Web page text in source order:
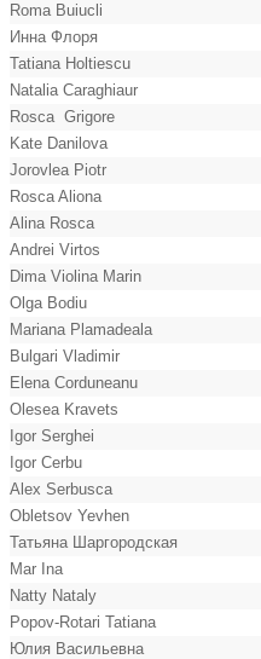
Roma Buiucli
Инна Флоря
Tatiana Holtiescu
Natalia Caraghiaur
Rosca Grigore
Kate Danilova
Jorovlea Piotr
Rosca Aliona
Alina Rosca
Andrei Virtos
Dima Violina Marin
Olga Bodiu
Mariana Plamadeala
Bulgari Vladimir
Elena Corduneanu
Olesea Kravets
Igor Serghei
Igor Cerbu
Alex Serbusca
Obletsov Yevhen
Татьяна Шаргородская
Mar Ina
Natty Nataly
Popov-Rotari Tatiana
Юлия Васильевна